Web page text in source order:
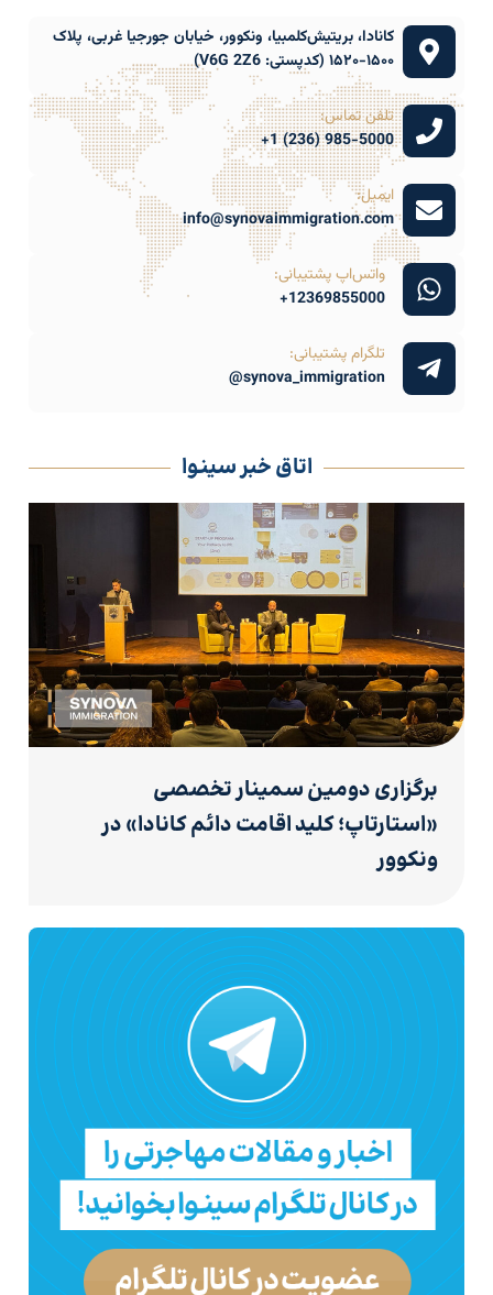
کانادا، بریتیش‌کلمبیا، ونکوور، خیابان جورجیا غربی، پلاک
۱۵۰۰-۱۵۲۰ (کدپستی: V6G 2Z6)
تلفن تماس:
985-5000 (236) 1+
ایمیل:
info@synovaimmigration.com
واتس‌اپ پشتیبانی:
12369855000+
تلگرام پشتیبانی:
synova_immigration@
اتاق خبر سینوا
برگزاری دومین سمینار تخصصی
«استارتاپ؛ کلید اقامت دائم کانادا» در
ونکوور